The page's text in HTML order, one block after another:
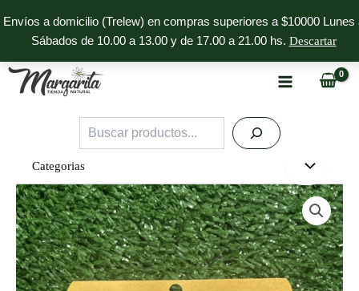
Envíos a domicilio (Trelew) en compras superiores a $10000 Lunes
Sábados de 10.00 a 13.00 y de 17.00 a 21.00 hs. Descartar
al
contenido
Buscar
Categorias